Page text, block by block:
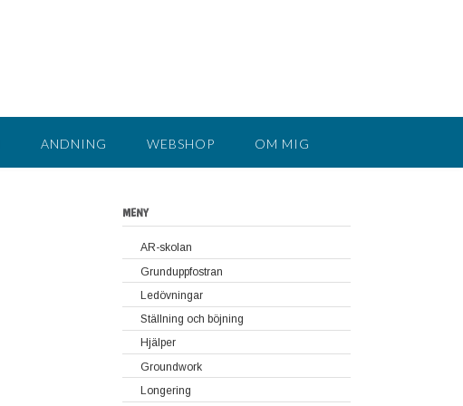
ANDNING WEBSHOP OM MIG
MENY
AR-skolan
Grunduppfostran
Lär hästen att stå stilla utan att vara
uppbunden
Placera hästens ben
Ledövningar
Grundläggande ledövningar
Fortsatta ledövningar
Ställning och böjning
Hjälper
Groundwork
Så här börjar du med groundwork
Longering